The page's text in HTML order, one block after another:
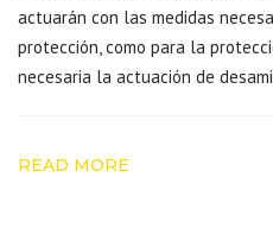
actuarán con las medidas
protección, como para la
necesaria la actuación de
READ MORE